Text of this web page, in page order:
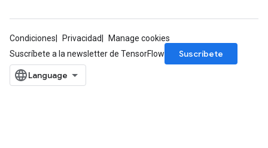
Condiciones Privacidad
Manage cookies
Suscríbete a la newsletter de TensorFlow
Suscríbete